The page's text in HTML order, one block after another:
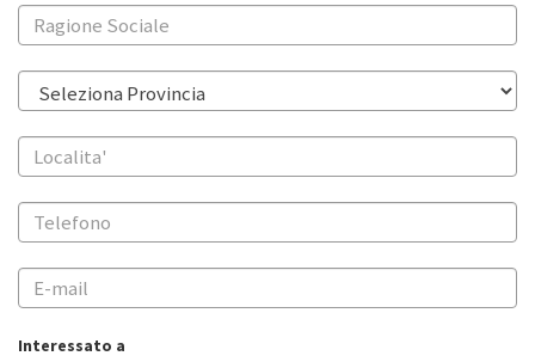
Interessato a